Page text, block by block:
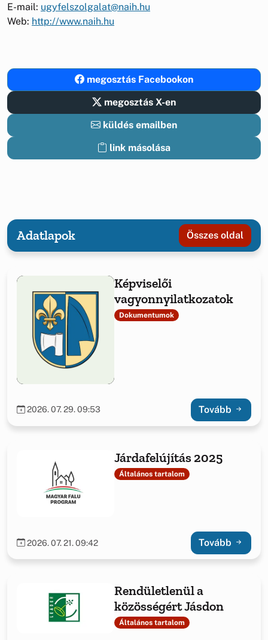
E-mail: ugyfelszolgalat@naih.hu
Web: http://www.naih.hu
megosztás Facebookon
megosztás X-en
küldés emailben
link másolása
Adatlapok Összes oldal
Képviselői
vagyonnyilatkozatok
Dokumentumok
2026. 07. 29. 09:53 Tovább
Járdafelújítás 2025
Általános tartalom
2026. 07. 21. 09:42 Tovább
Rendületlenül a
közösségért Jásdon
Általános tartalom